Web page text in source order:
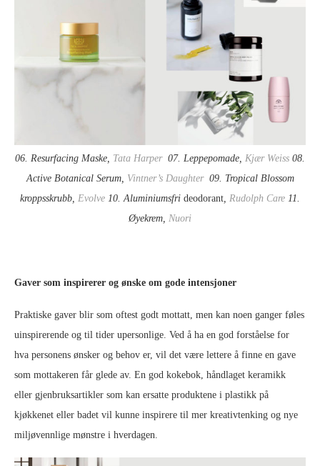
06. Resurfacing Maske, Tata Harper 07. Leppepomade, Kjær Weiss 08.
Active Botanical Serum, Vintner’s Daughter09. Tropical Blossom
kroppsskrubb, Evolve 10. Aluminiumsfri deodorant, Rudolph Care 11.
Øyekrem, Nuori
Gaver som inspirerer og ønske om gode intensjoner
Praktiske gaver blir som oftest godt mottatt, men kan noen ganger føles
uinspirerende og til tider upersonlige. Ved å ha en god forståelse for
hva personens ønsker og behov er, vil det være lettere å finne en gave
som mottakeren får glede av. En god kokebok, håndlaget keramikk
eller gjenbruksartikler som kan ersatte produktene i plastikk på
kjøkkenet eller badet vil kunne inspirere til mer kreativtenking og nye
miljøvennlige mønstre i hverdagen.